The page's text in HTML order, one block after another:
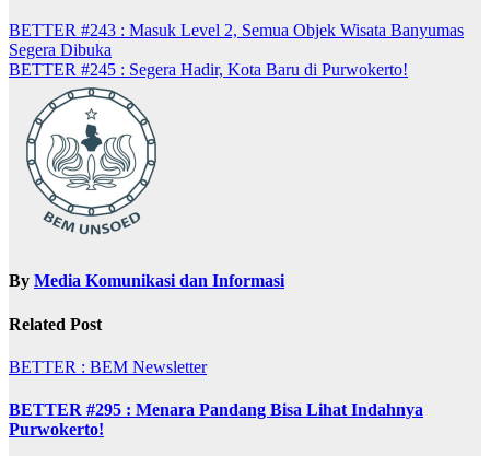
BETTER #243 : Masuk Level 2, Semua Objek Wisata Banyumas
Segera Dibuka
BETTER #245 : Segera Hadir, Kota Baru di Purwokerto!
By Media Komunikasi dan Informasi
Related Post
BETTER : BEM Newsletter
BETTER #295 : Menara Pandang Bisa Lihat Indahnya
Purwokerto!